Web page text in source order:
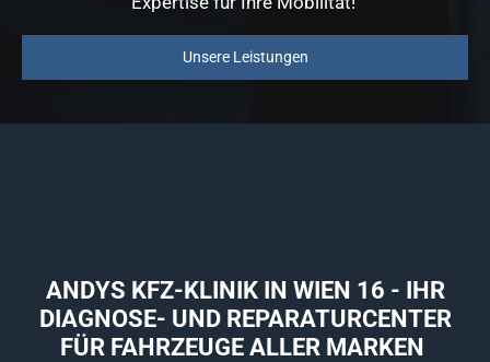
Unsere Leistungen
ANDYS KFZ-KLINIK IN WIEN 16 - IHR
DIAGNOSE- UND REPARATURCENTER
FÜR FAHRZEUGE ALLER MARKEN